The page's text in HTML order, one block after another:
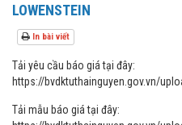
LOWENSTEIN
In bài viết
Tải yêu cầu báo giá tại đây:
https://bvdktuthainguyen.gov.vn/
Tải mẫu báo giá tại đây: